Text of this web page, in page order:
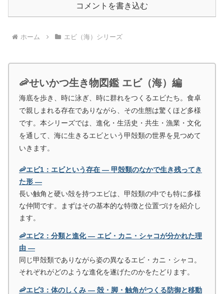
コメントを書き込む
ホーム エビ（海）シリーズ
🦐せいかつ生き物図鑑 エビ（海）編
海底を歩き、時に泳ぎ、時に群れをつくるエビたち。食卓
で親しまれる存在でありながら、その生態は驚くほど多様
です。本シリーズでは、進化・生活史・共生・漁業・文化
を通して、海に生きるエビという甲殻類の世界を見つめて
いきます。
🦐エビ1：エビという存在 ― 甲殻類のなかで生き残ってき
た形 ―
長い触角と硬い殻を持つエビは、甲殻類の中でも特に多様
な仲間です。まずはその基本的な特徴と位置づけを紹介し
ます。
🦐エビ2：分類と進化 ― エビ・カニ・シャコが分かれた理
由 ―
同じ甲殻類でありながら姿の異なるエビ・カニ・シャコ。
それぞれがどのような進化を遂げたのかをたどります。
🦐エビ3：体のしくみ ― 殻・脚・触角がつくる防御と移動